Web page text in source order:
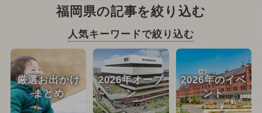
福岡県の記事を絞り込む
人気キーワードで絞り込む
厳選お出かけ
まとめ
2026年オープ
ン
2026年のイベ
ント